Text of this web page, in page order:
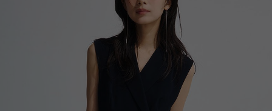
M N
S